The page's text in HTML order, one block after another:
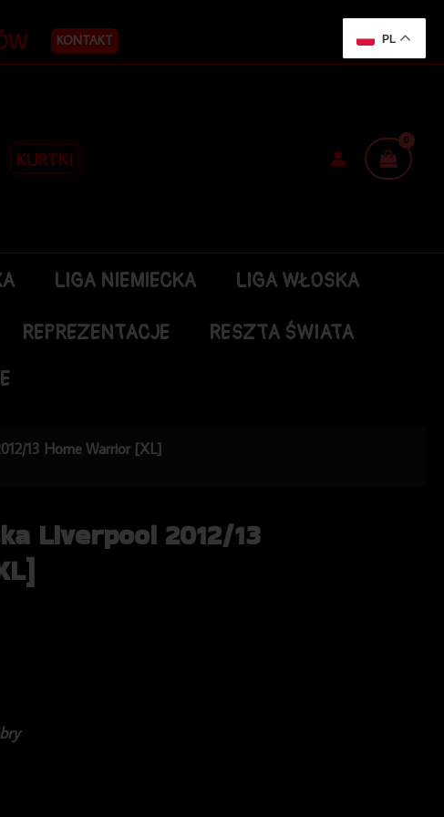
KONTAKT
KURTKI
LIGA NIEMIECKA LIGA WŁOSKA
REPREZENTACJE
RESZTA ŚWIATA
13 Home Warrior [XL]
Liverpool 2012/13
PL